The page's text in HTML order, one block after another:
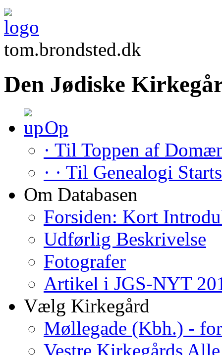
tom.brondsted.dk
Den Jødiske
Op
· Til Toppen af
· · Til Genealogi
Om Databasen
Forsiden: Kort
Udførlig Beskrivelse
Fotografer
Artikel i JGS-NYT
Vælg Kirkegård
Møllegade (Kbh.) -
Vestre Kirkegårds